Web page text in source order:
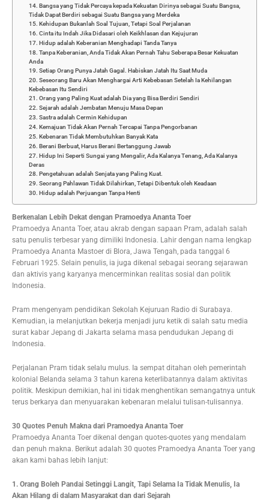
14. Bangsa yang Tidak Percaya kepada Kekuatan Dirinya sebagai Suatu Bangsa,
Tidak Dapat Berdiri sebagai Suatu Bangsa yang Merdeka
15. Kehidupan Bukanlah Soal Tujuan, Tetapi Soal Perjalanan
16. Cinta itu Indah Jika Didasari oleh Keikhlasan dan Kejujuran
17. Hidup adalah Keberanian Menghadapi Tanda Tanya
18. Tanpa Keberanian, Anda Tidak Akan Pernah Tahu Seberapa Besar Kekuatan
Anda
19. Setiap Orang Punya Jatah Gagal. Habiskan Jatah Itu Saat Muda
20. Seseorang Baru Akan Menghargai Arti Kebebasan Setelah Ia Kehilangan
Kebebasan Itu Sendiri
21. Orang yang Paling Kuat adalah Dia yang Bisa Berdiri Sendiri
22. Sejarah adalah Jembatan Menuju Masa Depan
23. Sastra adalah Cermin Kehidupan
24. Kemajuan Tidak Akan Pernah Tercapai Tanpa Pengorbanan
25. Kebenaran Tidak Membutuhkan Banyak Kata
26. Berani Berbuat, Harus Berani Bertanggung Jawab
27. Hidup Ini Seperti Sungai yang Mengalir, Ada Kalanya Tenang, Ada Kalanya
Deras
28. Pengetahuan adalah Senjata yang Paling Kuat.
29. Seorang Pahlawan Tidak Dilahirkan, Tetapi Dibentuk oleh Keadaan
30. Hidup adalah Perjuangan Tanpa Henti
Berkenalan Lebih Dekat dengan Pramoedya Ananta Toer
Pramoedya Ananta Toer, atau akrab dengan sapaan Pram, adalah salah
satu penulis terbesar yang dimiliki Indonesia. Lahir dengan nama lengkap
Pramoedya Ananta Mastoer di Blora, Jawa Tengah, pada tanggal 6
Februari 1925. Selain penulis, ia juga dikenal sebagai seorang sejarawan
dan aktivis yang karyanya mencerminkan realitas sosial dan politik
Indonesia.
Pram mengenyam pendidikan Sekolah Kejuruan Radio di Surabaya.
Kemudian, ia melanjutkan bekerja menjadi juru ketik di salah satu media
surat kabar Jepang di Jakarta selama masa pendudukan Jepang di
Indonesia.
Perjalanan Pram tidak selalu mulus. Ia sempat ditahan oleh pemerintah
kolonial Belanda selama 3 tahun karena keterlibatannya dalam aktivitas
politik. Meskipun demikian, hal ini tidak menghentikan semangatnya untuk
terus berkarya dan menyuarakan kebenaran melalui tulisan-tulisannya.
30 Quotes Penuh Makna dari Pramoedya Ananta Toer
Pramoedya Ananta Toer dikenal dengan quotes-quotes yang mendalam
dan penuh makna. Berikut adalah 30 quotes Pramoedya Ananta Toer yang
akan kami bahas lebih lanjut:
1. Orang Boleh Pandai Setinggi Langit, Tapi Selama Ia Tidak Menulis, Ia
Akan Hilang di dalam Masyarakat dan dari Sejarah